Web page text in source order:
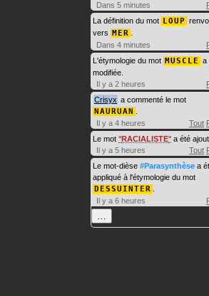
Dans 5 minutes
La définition du mot LOUP
vers MER
Dans 4 minutes
L'étymologie du mot MUSCLE a
modifiée.
Il y a 2 heures
Crisyx a commenté le mot
NAURUAN
Il y a 4 heures
Tout
Le mot RACIALISTE a été
Il y a 5 heures
Tout
Le mot-dièse #Parasynthèse a
appliqué à l'étymologie du mot
DESSUINTER
Il y a 6 heures
…